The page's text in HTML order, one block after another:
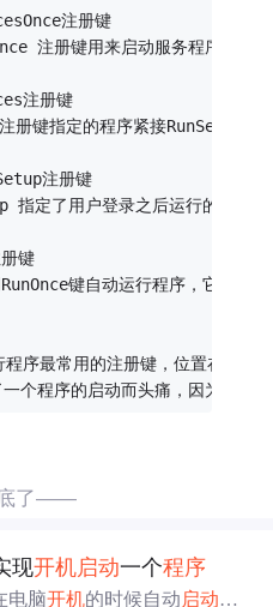
注册键
注册键用来启动服务程序，
注册键
册键指定的程序紧接
注册键
指定了用户登录之后运行的程
键
RunOnce键自动运行程序，它的
程序最常用的注册键，位置在
个程序的启动而头痛，因为一些
了——
现开机启动一个程序
电脑开机的时候自动 启动